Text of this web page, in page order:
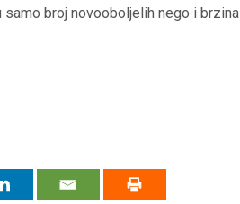
broj novooboljelih nego i brzina